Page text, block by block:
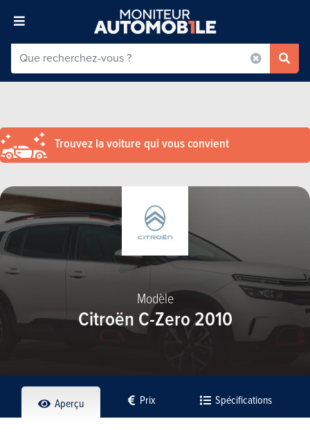
Trouvez la voiture qui vous convient
Modèle
Citroën C-Zero 2010
Aperçu Prix Spécifications